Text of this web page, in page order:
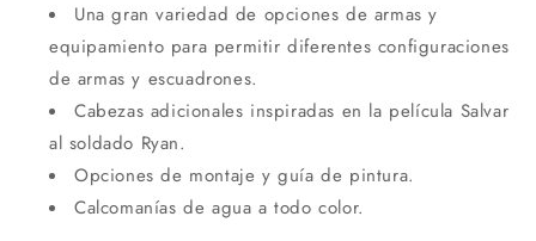
Una gran variedad de opciones de armas y
equipamiento para permitir diferentes configuraciones
de armas y escuadrones.
Cabezas adicionales inspiradas en la película Salvar
al soldado Ryan.
Opciones de montaje y guía de pintura.
Calcomanías de agua a todo color.